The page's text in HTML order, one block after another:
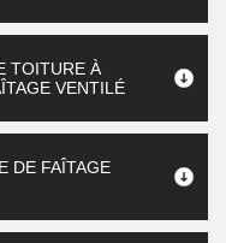
TOITURE À
VENTILÉ
DE FAÎTAGE